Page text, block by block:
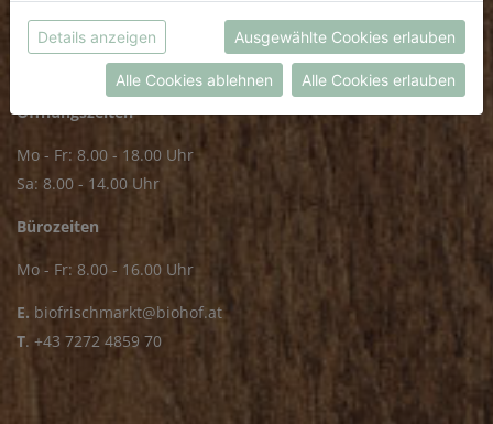
FRISCHMARKT
Öffnungszeiten
Mo - Fr: 8.00 - 18.00 Uhr
Sa: 8.00 - 14.00 Uhr
Bürozeiten
Mo - Fr: 8.00 - 16.00 Uhr
E. biofrischmarkt@biohof.at
T. +43 7272 4859 70
möchtest.
Weitere Informationen findest du in unserer
Datenschutzerklärungbzw. imImpressum
Details anzeigen Ausgewählte Cookies erlauben
Alle Cookies ablehnen Alle Cookies erlauben